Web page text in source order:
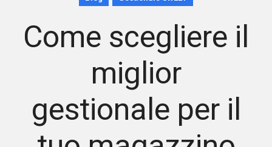
Come scegliere il
miglior
gestionale per il